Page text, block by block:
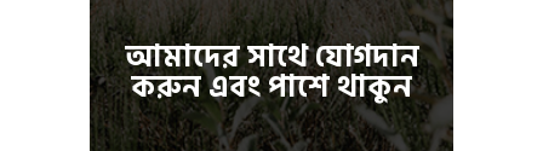
আমাদের সাথে যোগদান
করুন এবং পাশে থাকুন